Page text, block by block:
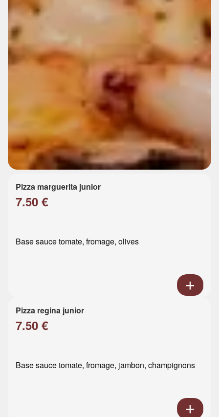
Pizza marguerita junior
7.50 €
Base sauce tomate, fromage, olives
Pizza regina junior
7.50 €
Base sauce tomate, fromage, jambon, champignons